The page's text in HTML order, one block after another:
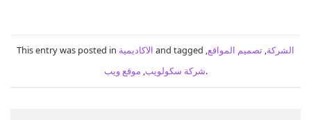
This entry was posted in الاكاديمية and tagged الشركة, تصميم المواقع,
شركة سكولويب, موقع ويب .